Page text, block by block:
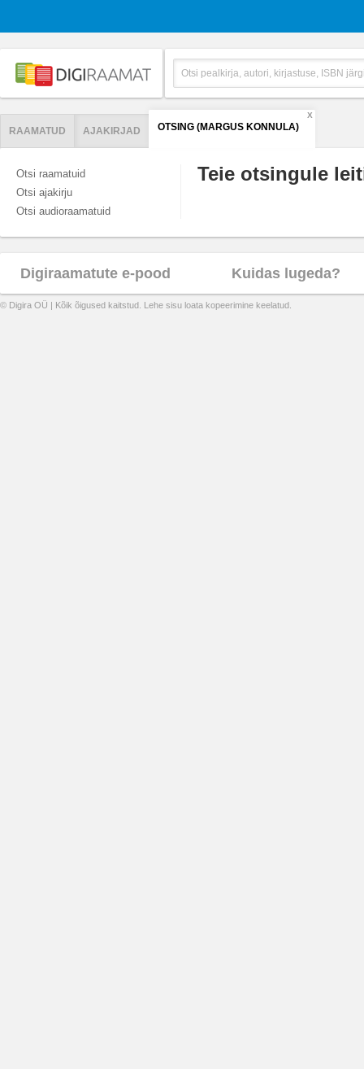
RAAMATUD AJAKIRJAD OTSING (MARGUS KONNULA)
X
Otsi raamatuid
Otsi ajakirju
Otsi audioraamatuid
Teie otsingule
Digiraamatute e-pood Kuidas lugeda?
© Digira OÜ | Kõik õigused kaitstud. Lehe sisu loata kopeerimine keelatud.